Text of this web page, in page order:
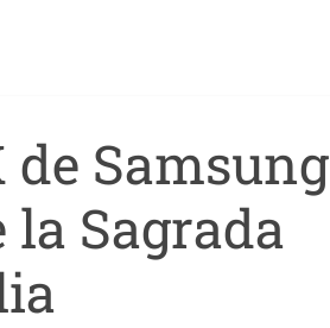
de Samsung
Sagrada